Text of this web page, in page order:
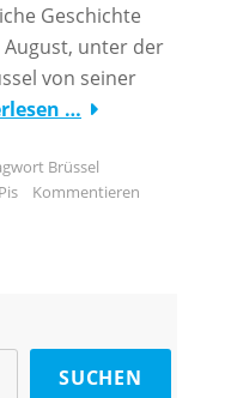
Geschichte
unter der
von seiner
…
Brüssel
Kommentieren
SUCHEN